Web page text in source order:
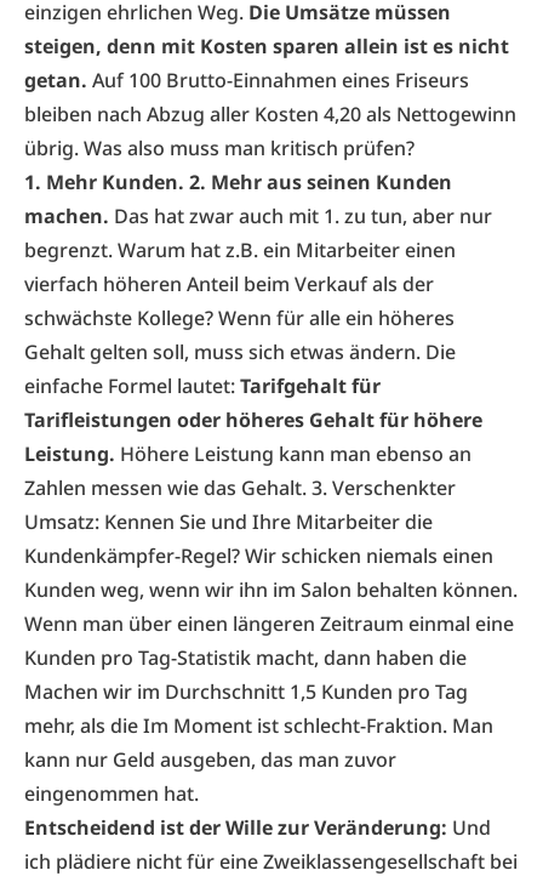
einzigen ehrlichen Weg. Die Umsätze müssen
steigen, denn mit Kosten sparen allein ist es nicht
getan. Auf 100 Brutto-Einnahmen eines Friseurs
bleiben nach Abzug aller Kosten 4,20 als Nettogewinn
übrig. Was also muss man kritisch prüfen?
1. Mehr Kunden. 2. Mehr aus seinen Kunden
machen. Das hat zwar auch mit 1. zu tun, aber nur
begrenzt. Warum hat z.B. ein Mitarbeiter einen
vierfach höheren Anteil beim Verkauf als der
schwächste Kollege? Wenn für alle ein höheres
Gehalt gelten soll, muss sich etwas ändern. Die
einfache Formel lautet:Tarifgehalt für
Tarifleistungen oder höheres Gehalt für höhere
Leistung. Höhere Leistung kann man ebenso an
Zahlen messen wie das Gehalt. 3. Verschenkter
Umsatz: Kennen Sie und Ihre Mitarbeiter die
Kundenkämpfer-Regel? Wir schicken niemals einen
Kunden weg, wenn wir ihn im Salon behalten können.
Wenn man über einen längeren Zeitraum einmal eine
Kunden pro Tag-Statistik macht, dann haben die
Machen wir im Durchschnitt 1,5 Kunden pro Tag
mehr, als die Im Moment ist schlecht-Fraktion. Man
kann nur Geld ausgeben, das man zuvor
eingenommen hat.
Entscheidend ist der Wille zur Veränderung: Und
ich plädiere nicht für eine Zweiklassengesellschaft bei